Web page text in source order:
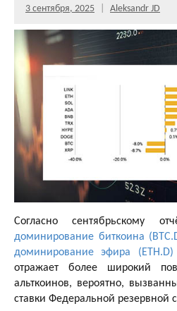
3 сентября, 2025 Aleksandr JD
Согласно сентябрьскому
доминирование биткоина
доминирование эфира (ETH.D)
отражает более широкий
альткоинов, вероятно,
ставки Федеральной резервной